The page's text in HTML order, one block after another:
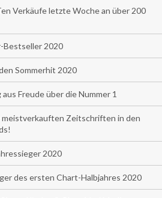
Verkäufe letzte Woche an über 200
Bestseller 2020
Sommerhit 2020
Freude über die Nummer 1
meistverkauften Zeitschriften in den
2020
des ersten Chart-Halbjahres 2020